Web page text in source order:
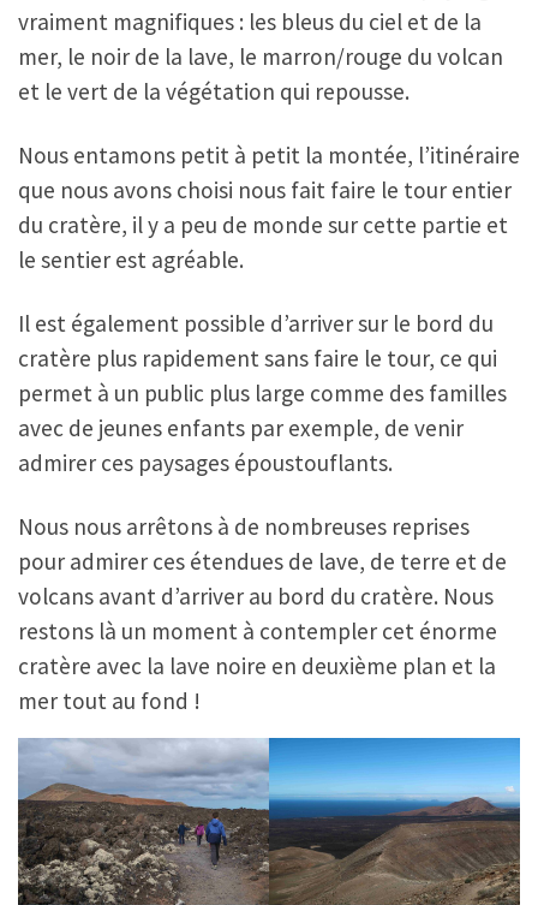
vraiment magnifiques : les bleus du ciel et de la
mer, le noir de la lave, le marron/rouge du volcan
et le vert de la végétation qui repousse.
Nous entamons petit à petit la montée, l’itinéraire
que nous avons choisi nous fait faire le tour entier
du cratère, il y a peu de monde sur cette partie et
le sentier est agréable.
Il est également possible d’arriver sur le bord du
cratère plus rapidement sans faire le tour, ce qui
permet à un public plus large comme des familles
avec de jeunes enfants par exemple, de venir
admirer ces paysages époustouflants.
Nous nous arrêtons à de nombreuses reprises
pour admirer ces étendues de lave, de terre et de
volcans avant d’arriver au bord du cratère. Nous
restons là un moment à contempler cet énorme
cratère avec la lave noire en deuxième plan et la
mer tout au fond !